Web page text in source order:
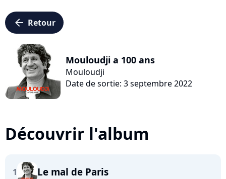
arrow_left Retour
Mouloudji a 100 ans
Mouloudji
Date de sortie: 3 septembre 2022
Découvrir l'album
1 Le mal de Paris